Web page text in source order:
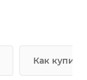
Как купить